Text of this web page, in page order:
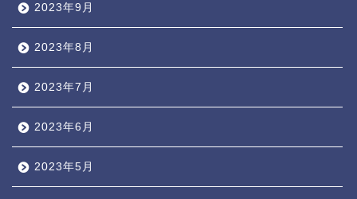
2023年9月
2023年8月
2023年7月
2023年6月
2023年5月